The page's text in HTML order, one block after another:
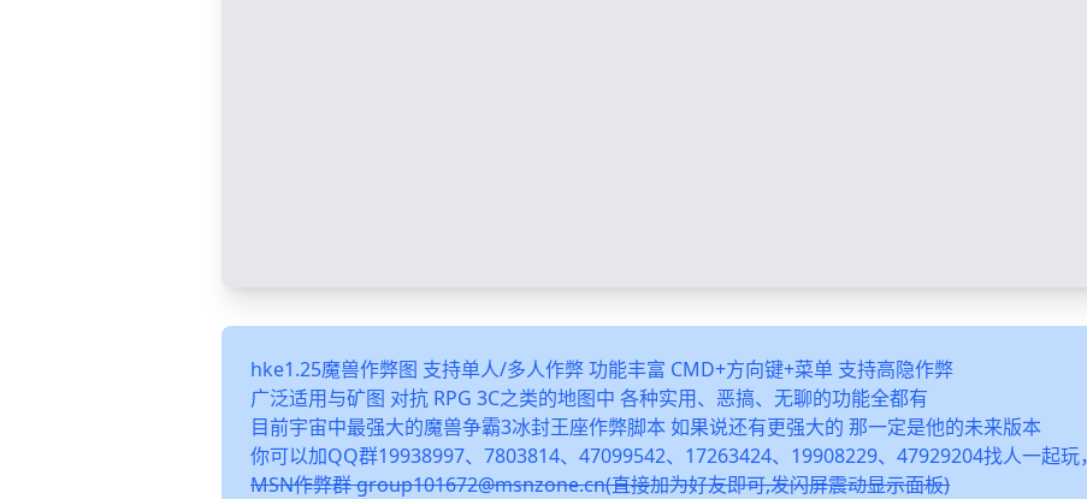
hke1.25魔兽作弊图 支持单人/多人作弊 功能丰富 CMD+方向键+菜单 支持高隐作弊
广泛适用与矿图 对抗 RPG 3C之类的地图中 各种实用、恶搞、无聊的功能全都有
目前宇宙中最强大的魔兽争霸3冰封王座作弊脚本 如果说还有更强大的 那一定是他的未来版本
你可以加QQ群19938997、7803814、47099542、17263424、19908229、47929204找人一起玩
MSN作弊群 group101672@msnzone.cn(直接加为好友即可,发闪屏震动显示面板)